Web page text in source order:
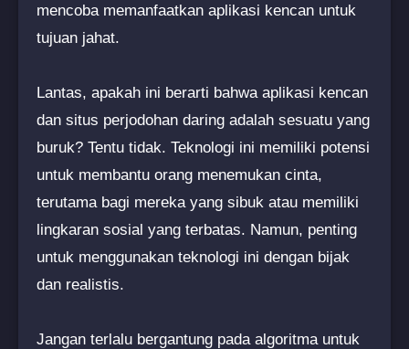
mencoba memanfaatkan aplikasi kencan untuk
tujuan jahat.
Lantas, apakah ini berarti bahwa aplikasi kencan
dan situs perjodohan daring adalah sesuatu yang
buruk? Tentu tidak. Teknologi ini memiliki potensi
untuk membantu orang menemukan cinta,
terutama bagi mereka yang sibuk atau memiliki
lingkaran sosial yang terbatas. Namun, penting
untuk menggunakan teknologi ini dengan bijak
dan realistis.
Jangan terlalu bergantung pada algoritma untuk